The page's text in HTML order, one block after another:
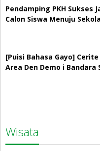
Pendamping PKH Sukses
Calon Siswa Menuju
[Puisi Bahasa Gayo]
Area Den Demo i
Wisata